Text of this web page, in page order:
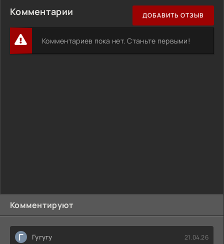
Комментируют
Г Гугугу 21.04.26
Комментарии ДОБАВИТЬ ОТЗЫВ
Комментариев пока нет. Станьте первыми!